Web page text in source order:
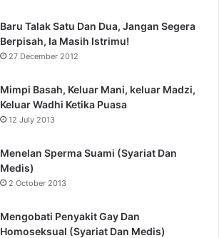
Baru Talak Satu Dan Dua, Jangan Segera
Berpisah, Ia Masih Istrimu!
27 December 2012
Mimpi Basah, Keluar Mani, keluar Madzi,
Keluar Wadhi Ketika Puasa
12 July 2013
Menelan Sperma Suami (Syariat Dan
Medis)
2 October 2013
Mengobati Penyakit Gay Dan
Homoseksual (Syariat Dan Medis)